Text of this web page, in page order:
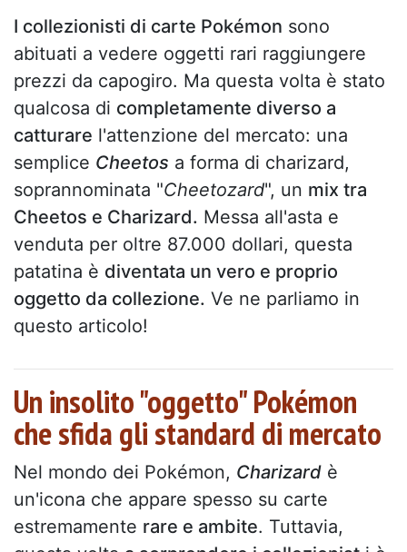
I collezionisti di carte Pokémon sono
abituati a vedere oggetti rari raggiungere
prezzi da capogiro. Ma questa volta è stato
qualcosa di completamente diverso a
catturare l'attenzione del mercato: una
semplice Cheetos a forma di charizard,
soprannominata "Cheetozard", un mix tra
Cheetos e Charizard. Messa all'asta e
venduta per oltre 87.000 dollari, questa
patatina è diventata un vero e proprio
oggetto da collezione. Ve ne parliamo in
questo articolo!
Un insolito "oggetto" Pokémon
che sfida gli standard di mercato
Nel mondo dei Pokémon, Charizard è
un'icona che appare spesso su carte
estremamente rare e ambite. Tuttavia,